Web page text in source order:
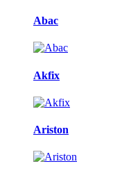
Abac
Akfix
Ariston